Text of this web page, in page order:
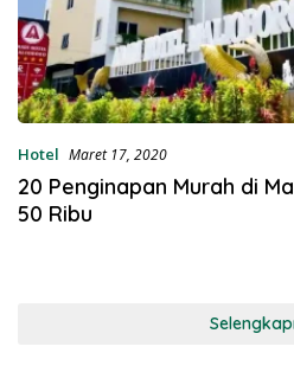
Hotel Maret 17, 2020
20 Penginapan Murah di
50 Ribu